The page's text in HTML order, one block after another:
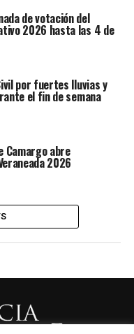
de votación del
2026 hasta las 4 de
por fuertes lluvias y
el fin de semana
Camargo abre
2026